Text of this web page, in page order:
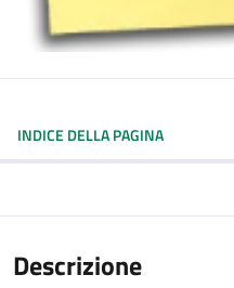
INDICE DELLA PAGINA
Descrizione